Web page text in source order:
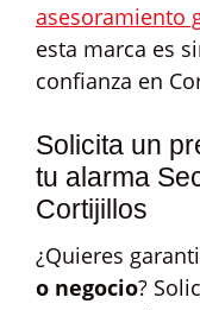
asesoramiento
esta marca es
confianza en
Solicita un
tu alarma
Cortijillos
¿Quieres
o negocio?